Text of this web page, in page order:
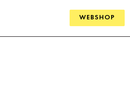
WEBSHOP